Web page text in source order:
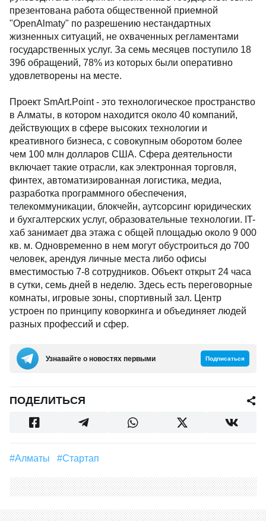
презентована работа общественной приемной
"OpenАlmaty" по разрешению нестандартных
жизненных ситуаций, не охваченных регламентами
государственных услуг. За семь месяцев поступило 18
396 обращений, 78% из которых были оперативно
удовлетворены на месте.
Проект SmArt.Point - это технологическое пространство
в Алматы, в котором находится около 40 компаний,
действующих в сфере высоких технологии и
креативного бизнеса, с совокупным оборотом более
чем 100 млн долларов США. Сфера деятельности
включает такие отрасли, как электронная торговля,
финтех, автоматизированная логистика, медиа,
разработка программного обеспечения,
телекоммуникации, блокчейн, аутсорсинг юридических
и бухгалтерских услуг, образовательные технологии. IT-
хаб занимает два этажа с общей площадью около 9 000
кв. м. Одновременно в нем могут обустроиться до 700
человек, арендуя личные места либо офисы
вместимостью 7-8 сотрудников. Объект открыт 24 часа
в сутки, семь дней в неделю. Здесь есть переговорные
комнаты, игровые зоны, спортивный зал. Центр
устроен по принципу коворкинга и объединяет людей
разных профессий и сфер.
Узнавайте о новостях первыми Подписаться
ПОДЕЛИТЬСЯ
#Алматы #Стартап